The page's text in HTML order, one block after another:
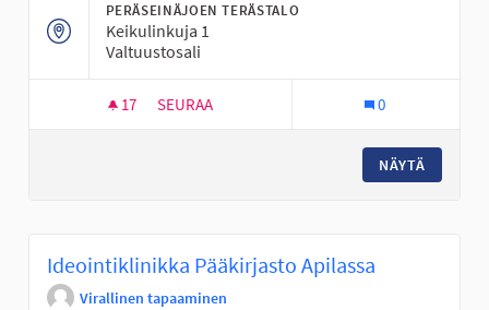
PERÄSEINÄJOEN TERÄSTALO
Keikulinkuja 1
Valtuustosali
17 17 SEURAAJAA
SEURAA 0
NÄYTÄ
Ideointiklinikka Pääkirjasto Apilassa
Virallinen tapaaminen